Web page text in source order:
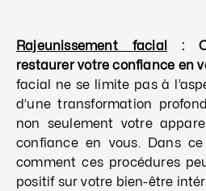
Rajeunissement facial
:
restaurer votre confiance en
facial ne se limite pas à
d’une transformation
non seulement votre
confiance en vous. Dans ce
comment ces procédures
positif sur votre bien-être